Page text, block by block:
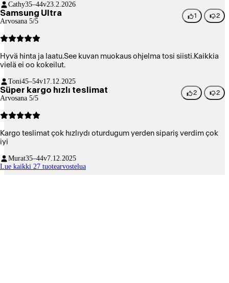
Cathy35–44v23.2.2026
Samsung Ultra
Arvosana 5/5
1 2
Hyvä hinta ja laatu.See kuvan muokaus ohjelma tosi siisti.Kaikkia
vielä ei oo kokeilut.
Toni45–54v17.12.2025
Süper kargo hızlı teslimat
Arvosana 5/5
2 2
Kargo teslimat çok hızlıydı oturdugum yerden sipariş verdim çok
iyi
Murat35–44v7.12.2025
Lue kaikki 27 tuotearvostelua